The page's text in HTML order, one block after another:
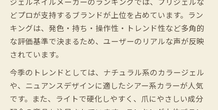
2024年注目ネイルサロンブランドの選び方
2024年話題のネイルサロンブランド動向を
解説
最新ランキングから選ぶ注目ネイルサロン
ブランド
ネイルサロンブランド選びで知っておきた
いポイント
どプロが支持するブランドが上位を占めています。ラン
キングは、発色・持ち・操作性・トレンド性など多角的
な評価基準で決まるため、ユーザーのリアルな声が反映
されています。
今季のトレンドとしては、ナチュラル系のカラージェル
や、ニュアンスデザインに適したシアー系カラーが人気
です。また、ライトで硬化しやすく、爪にやさしい成分